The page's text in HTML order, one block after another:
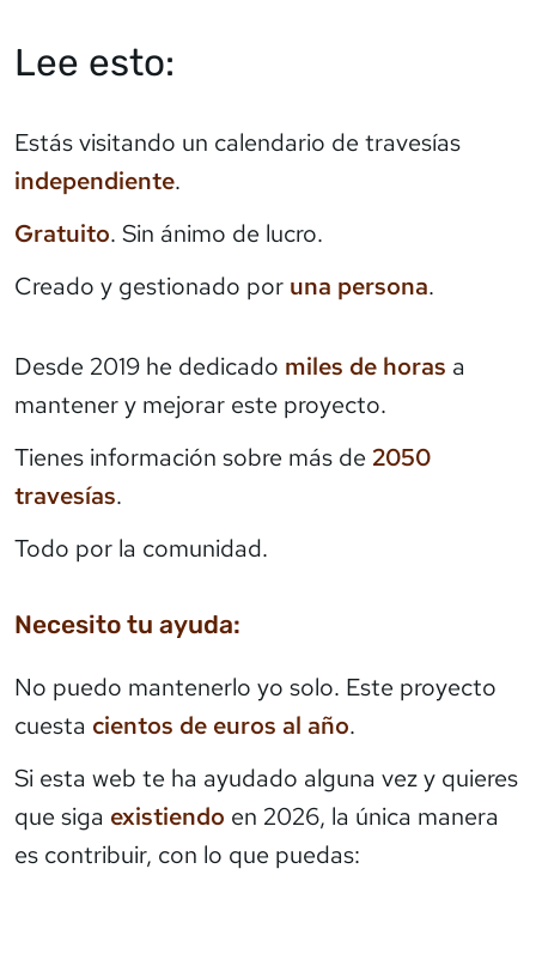
Lee esto:
Estás visitando un calendario de travesías
independiente.
Gratuito. Sin ánimo de lucro.
Creado y gestionado por una persona.
Desde 2019 he dedicado miles de horas a
mantener y mejorar este proyecto.
Tienes información sobre más de 2050
travesías.
Todo por la comunidad.
Necesito tu ayuda:
No puedo mantenerlo yo solo. Este proyecto
cuesta cientos de euros al año.
Si esta web te ha ayudado alguna vez y quieres
que siga existiendo en 2026, la única manera
es contribuir, con lo que puedas: